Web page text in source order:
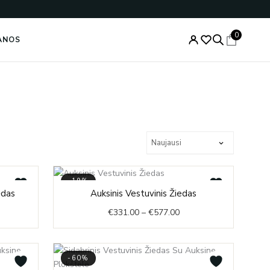
0
-19%
Auksinis Vestuvinis Žiedas
€331.00 – €577.00
range:
€331.00
through
€577.00
-60%